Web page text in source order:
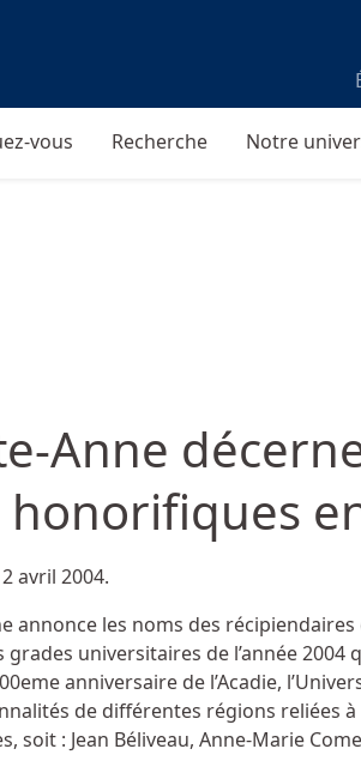
vous Recherche Notre
Anne
avril 2004.
annonce les noms des récipiendaires
universitaires de l’année 2004
anniversaire de l’Acadie,
de différentes régions reliées à
: Jean Béliveau, Anne-Marie